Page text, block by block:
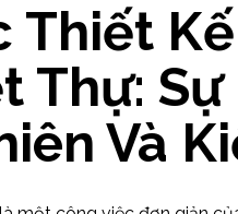
Thiết
Thự: Sự
Và